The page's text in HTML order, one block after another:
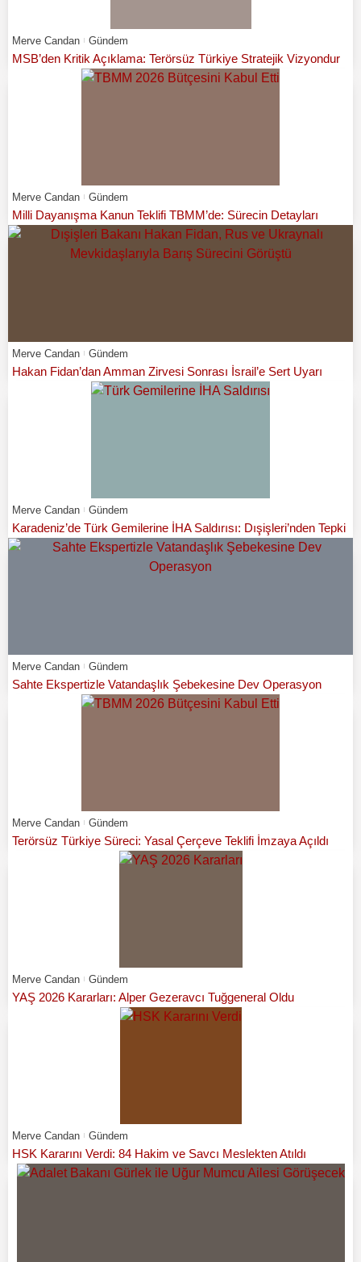
Merve Candan Gündem
MSB’den Kritik Açıklama: Terörsüz Türkiye Stratejik Vizyondur
Merve Candan Gündem
Milli Dayanışma Kanun Teklifi TBMM’de: Sürecin Detayları
Merve Candan Gündem
Hakan Fidan’dan Amman Zirvesi Sonrası İsrail’e Sert Uyarı
Merve Candan Gündem
Karadeniz’de Türk Gemilerine İHA Saldırısı: Dışişleri’nden Tepki
Merve Candan Gündem
Sahte Ekspertizle Vatandaşlık Şebekesine Dev Operasyon
Merve Candan Gündem
Terörsüz Türkiye Süreci: Yasal Çerçeve Teklifi İmzaya Açıldı
Merve Candan Gündem
YAŞ 2026 Kararları: Alper Gezeravcı Tuğgeneral Oldu
Merve Candan Gündem
HSK Kararını Verdi: 84 Hakim ve Savcı Meslekten Atıldı